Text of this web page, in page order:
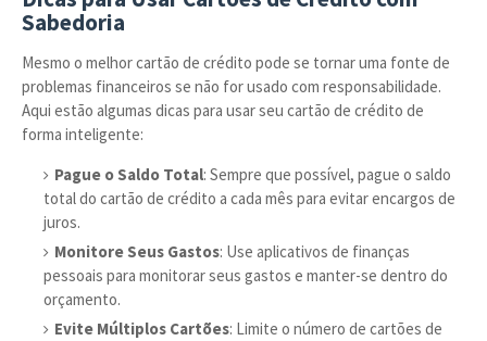
Sabedoria
Mesmo o melhor cartão de crédito pode se tornar uma fonte de
problemas financeiros se não for usado com responsabilidade.
Aqui estão algumas dicas para usar seu cartão de crédito de
forma inteligente:
Pague o Saldo Total: Sempre que possível, pague o saldo
total do cartão de crédito a cada mês para evitar encargos de
juros.
Monitore Seus Gastos: Use aplicativos de finanças
pessoais para monitorar seus gastos e manter-se dentro do
orçamento.
Evite Múltiplos Cartões: Limite o número de cartões de